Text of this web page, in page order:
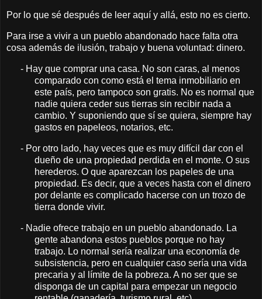
Por lo que sé después de leer aquí y allá, esto no es cierto.
Para irse a vivir a un pueblo abandonado hace falta otra
cosa además de ilusión, trabajo y buena voluntad: dinero.
- Hay que comprar una casa. No son caras, al menos
comparado con como está el tema inmobiliario en
este país, pero tampoco son gratis. No es normal que
nadie quiera ceder sus tierras sin recibir nada a
cambio. Y suponiendo que sí se quiera, siempre hay
gastos en papeleos, notarios, etc.
- Por otro lado, hay veces que es muy difícil dar con el
dueño de una propiedad perdida en el monte. O sus
herederos. O que aparezcan los papeles de una
propiedad. Es decir, que a veces hasta con el dinero
por delante es complicado hacerse con un trozo de
tierra donde vivir.
- Nadie ofrece trabajo en un pueblo abandonado. La
gente abandona estos pueblos porque no hay
trabajo. Lo normal sería realizar una economía de
subsistencia, pero en cualquier caso sería una vida
precaria y al límite de la pobreza. A no ser que se
disponga de un capital para empezar un negocio